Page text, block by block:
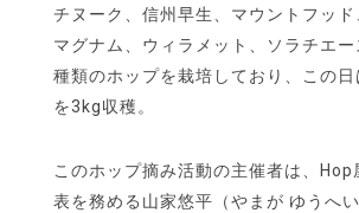
チヌーク、信州早生、マウントフッド
マグナム、ウィラメット、ソラチエ
種類のホップを栽培しており、この日
を3kg収穫。
このホップ摘み活動の主催者は、Hop
表を務める山家悠平（やまが ゆうへ